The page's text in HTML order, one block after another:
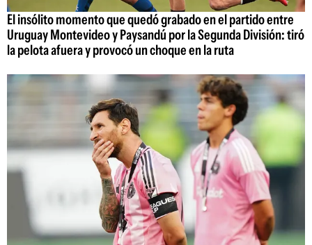
El insólito momento que quedó grabado en el partido entre
Uruguay Montevideo y Paysandú por la Segunda División: tiró
la pelota afuera y provocó un choque en la ruta